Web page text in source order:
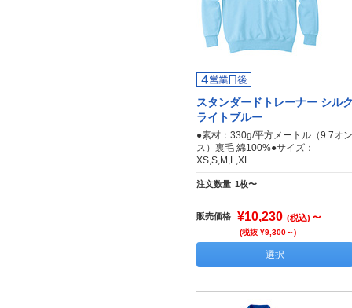
スタンダードトレーナー シル
ライトブルー
●素材：330g/平方メートル（9.7オン
ス）裏毛 綿100%●サイズ：
XS,S,M,L,XL
注文数量 1枚〜
販売価格 ¥10,230 (税込) ～
(税抜 ¥9,300～)
選択